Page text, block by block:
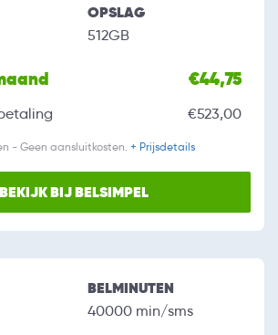
OPSLAG
512GB
€44,75
€523,00
- Geen aansluitkosten. + Prijsdetails
BEKIJK BIJ BELSIMPEL
BELMINUTEN
40000 min/sms